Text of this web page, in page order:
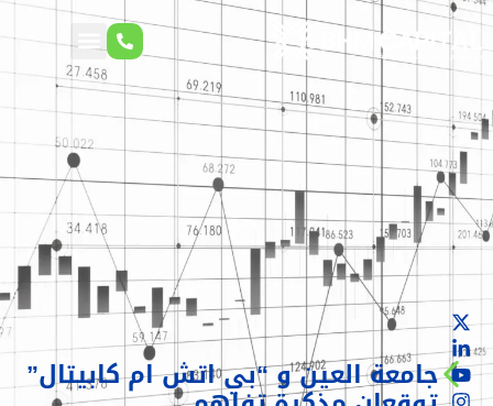
جامعة العين و “بي اتش ام كابيتال”